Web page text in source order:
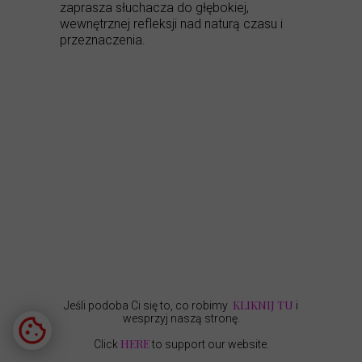
Jeśli podoba Ci się to, co robimy KLIKNIJ TU i
wesprzyj naszą stronę.
Click HERE to support our website.
zaprasza słuchacza do głębokiej,
wewnętrznej refleksji nad naturą czasu i
przeznaczenia.